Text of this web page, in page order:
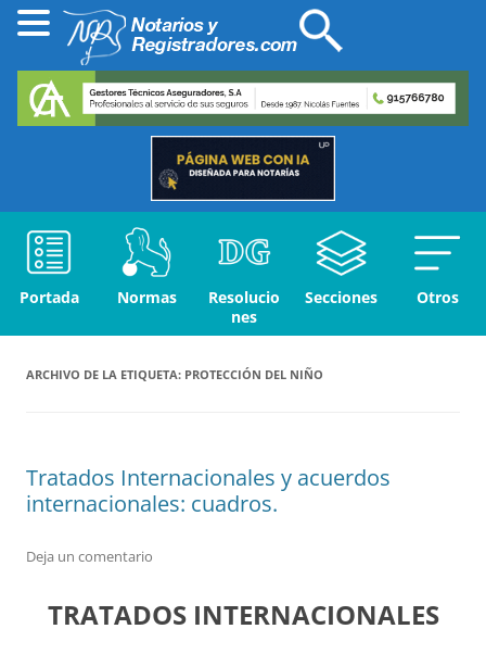
Portada Normas
Resolucio
nes
Secciones Otros
ARCHIVO DE LA ETIQUETA: PROTECCIÓN DEL NIÑO
Tratados Internacionales y acuerdos
internacionales: cuadros.
Deja un comentario
TRATADOS INTERNACIONALES